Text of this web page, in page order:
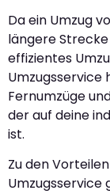
Da ein Umzug
längere Strecke
effizientes
Umzugsservice
Fernumzüge
der auf deine
ist.
Zu den
Umzugsservice